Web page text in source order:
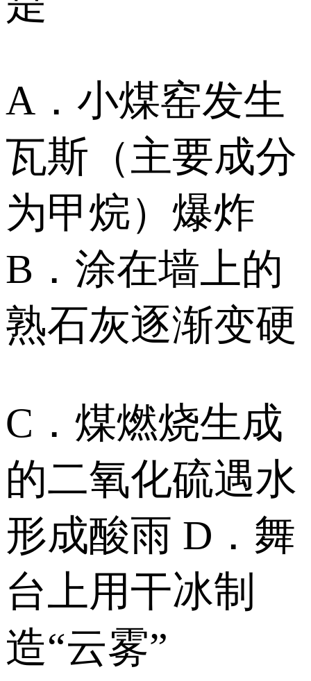
A．小煤窑发生
瓦斯（主要成分
为甲烷）爆炸
B．涂在墙上的
熟石灰逐渐变硬
C．煤燃烧生成
的二氧化硫遇水
形成酸雨 D．舞
台上用干冰制
造“云雾”